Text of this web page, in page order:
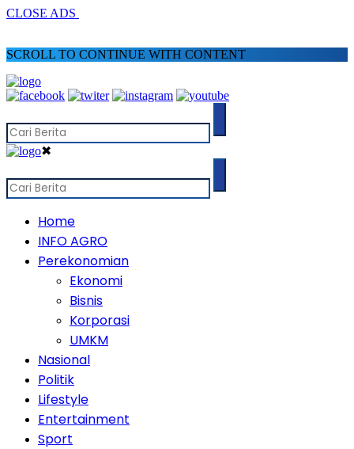
CLOSE ADS
SCROLL TO CONTINUE WITH CONTENT
✖
Home
INFO AGRO
Perekonomian
Ekonomi
Bisnis
Korporasi
UMKM
Nasional
Politik
Lifestyle
Entertainment
Sport